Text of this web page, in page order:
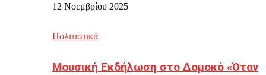
12 Νοεμβρίου 2025
Πολιτιστικά
Μουσική Εκδήλωση στο Δομοκό «Όταν